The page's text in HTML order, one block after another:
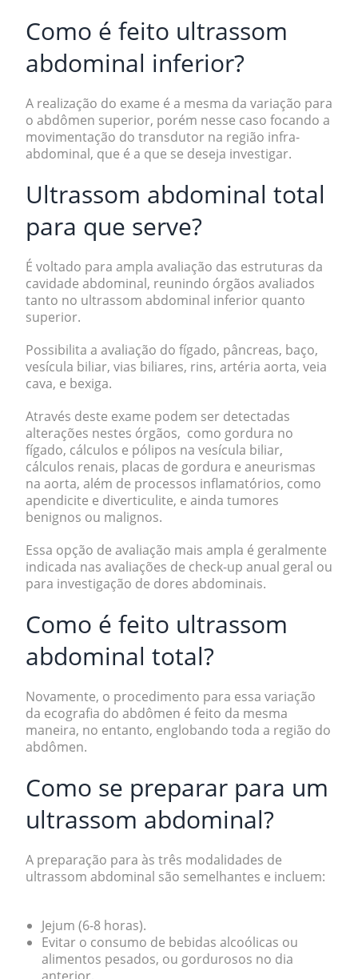
Como é feito ultrassom
abdominal inferior?
A realização do exame é a mesma da variação para
o abdômen superior, porém nesse caso focando a
movimentação do transdutor na região infra-
abdominal, que é a que se deseja investigar.
Ultrassom abdominal total
para que serve?
É voltado para ampla avaliação das estruturas da
cavidade abdominal, reunindo órgãos avaliados
tanto no ultrassom abdominal inferior quanto
superior.
Possibilita a avaliação do fígado, pâncreas, baço,
vesícula biliar, vias biliares, rins, artéria aorta, veia
cava, e bexiga.
Através deste exame podem ser detectadas
alterações nestes órgãos, como gordura no
fígado, cálculos e pólipos na vesícula biliar,
cálculos renais, placas de gordura e aneurismas
na aorta, além de processos inflamatórios, como
apendicite e diverticulite, e ainda tumores
benignos ou malignos.
Essa opção de avaliação mais ampla é geralmente
indicada nas avaliações de check-up anual geral ou
para investigação de dores abdominais.
Como é feito ultrassom
abdominal total?
Novamente, o procedimento para essa variação
da ecografia do abdômen é feito da mesma
maneira, no entanto, englobando toda a região do
abdômen.
Como se preparar para um
ultrassom abdominal?
A preparação para às três modalidades de
ultrassom abdominal são semelhantes e incluem:
Jejum (6-8 horas).
Evitar o consumo de bebidas alcoólicas ou
alimentos pesados, ou gordurosos no dia